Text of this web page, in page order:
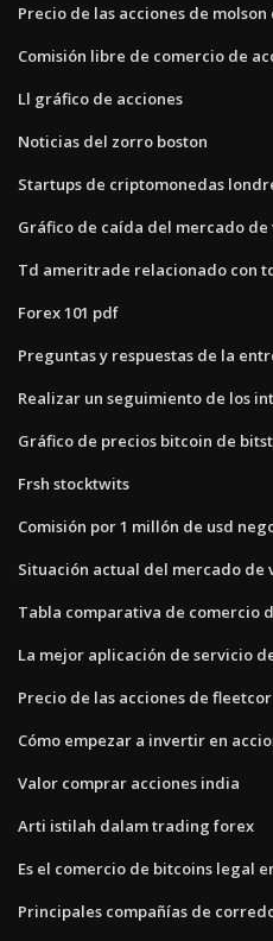
Precio de las acciones de molson
Comisión libre de comercio de
Ll gráfico de acciones
Noticias del zorro boston
Startups de criptomonedas
Gráfico de caída del mercado
Td ameritrade relacionado con
Forex 101 pdf
Preguntas y respuestas de la
Realizar un seguimiento de los
Gráfico de precios bitcoin de
Frsh stocktwits
Comisión por 1 millón de usd
Situación actual del mercado de
Tabla comparativa de comercio
La mejor aplicación de servicio
Precio de las acciones de
Cómo empezar a invertir en
Valor comprar acciones india
Arti istilah dalam trading forex
Es el comercio de bitcoins legal
Principales compañías de